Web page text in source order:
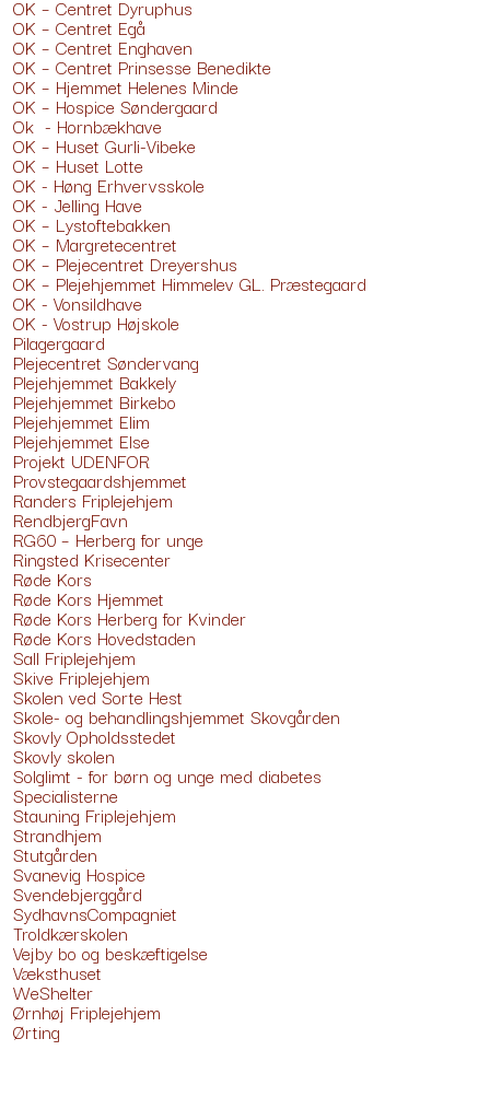
OK – Centret Dyruphus
OK – Centret Egå
OK – Centret Enghaven
OK – Centret Prinsesse Benedikte
OK – Hjemmet Helenes Minde
OK – Hospice Søndergaard
Ok - Hornbækhave
OK – Huset Gurli-Vibeke
OK – Huset Lotte
OK - Høng Erhvervsskole
OK - Jelling Have
OK – Lystoftebakken
OK – Margretecentret
OK – Plejecentret Dreyershus
OK – Plejehjemmet Himmelev GL. Præstegaard
OK - Vonsildhave
OK - Vostrup Højskole
Pilagergaard
Plejecentret Søndervang
Plejehjemmet Bakkely
Plejehjemmet Birkebo
Plejehjemmet Elim
Plejehjemmet Else
Projekt UDENFOR
Provstegaardshjemmet
Randers Friplejehjem
RendbjergFavn
RG60 – Herberg for unge
Ringsted Krisecenter
Røde Kors
Røde Kors Hjemmet
Røde Kors Herberg for Kvinder
Røde Kors Hovedstaden
Sall Friplejehjem
Skive Friplejehjem
Skolen ved Sorte Hest
Skole- og behandlingshjemmet Skovgården
Skovly Opholdsstedet
Skovly skolen
Solglimt - for børn og unge med diabetes
Specialisterne
Stauning Friplejehjem
Strandhjem
Stutgården
Svanevig Hospice
Svendebjerggård
SydhavnsCompagniet
Troldkærskolen
Vejby bo og beskæftigelse
Væksthuset
WeShelter
Ørnhøj Friplejehjem
Ørting